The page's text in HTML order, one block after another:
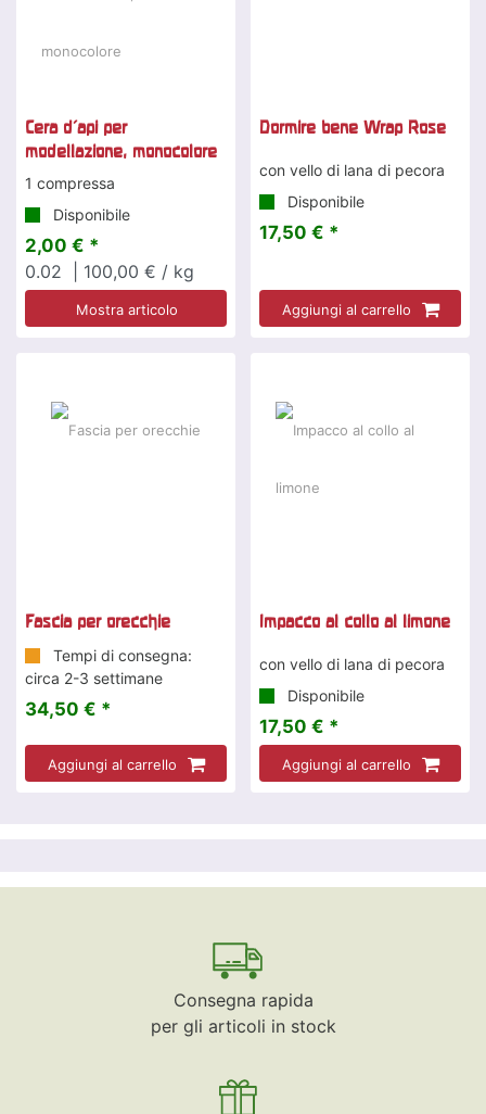
Cera d'api per
modellazione, monocolore
1 compressa
Disponibile
2,00 € *
0.02
| 100,00 € / kg
Mostra articolo
Dormire bene Wrap Rose
con vello di lana di pecora
Disponibile
17,50 € *
Aggiungi al carrello
Fascia per orecchie
Tempi di consegna:
circa 2-3 settimane
34,50 € *
Aggiungi al carrello
Impacco al collo al limone
con vello di lana di pecora
Disponibile
17,50 € *
Aggiungi al carrello
Consegna rapida
per gli articoli in stock